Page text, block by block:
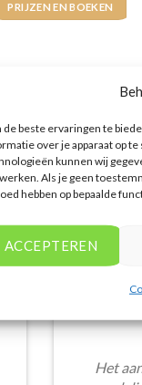
de beste ervaringen te
over je apparaat op
kunnen wij
Als je geen
hebben op bepaalde
ACCEPTEREN
PRIJZEN EN BOEKEN
WAT
Het